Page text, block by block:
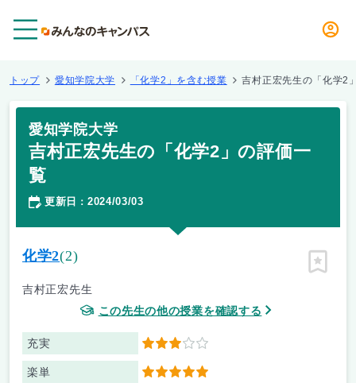
トップ 愛知学院大学 「化学2」を含む授業 吉村正宏先生の「化学2
愛知学院大学
吉村正宏先生の「化学2」の評価一
覧
更新日 ： 2024/03/03
化学2(2)
吉村正宏先生
この先生の他の授業を確認する
充実 3
楽単 5
ピン留